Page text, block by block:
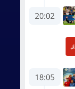
20:02
18:05